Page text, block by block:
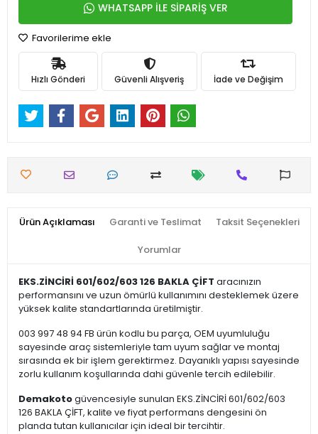
WHATSAPP İLE SİPARİŞ VER
Favorilerime ekle
Hızlı Gönderi Güvenli Alışveriş İade ve Değişim
Ürün Açıklaması Garanti ve Teslimat Taksit Seçenekleri
Yorumlar
EKS.ZİNCİRİ 601/602/603 126 BAKLA ÇİFT aracınızın
performansını ve uzun ömürlü kullanımını desteklemek üzere
yüksek kalite standartlarında üretilmiştir.
003 997 48 94 FB ürün kodlu bu parça, OEM uyumluluğu
sayesinde araç sistemleriyle tam uyum sağlar ve montaj
sırasında ek bir işlem gerektirmez. Dayanıklı yapısı sayesinde
zorlu kullanım koşullarında dahi güvenle tercih edilebilir.
Demakotogüvencesiyle sunulan EKS.ZİNCİRİ 601/602/603
126 BAKLA ÇİFT, kalite ve fiyat performans dengesini ön
planda tutan kullanıcılar için ideal bir tercihtir.